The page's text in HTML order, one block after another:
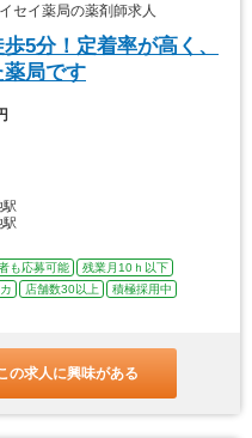
イ薬局の薬剤師求人
5分！定着率が高く、
局です
駅
駅
も応募可能
残業月10ｈ以下
店舗数30以上
積極採用中
の求人に興味がある